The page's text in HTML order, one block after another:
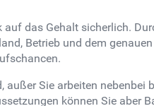
das Gehalt sicherlich.
Betrieb und dem
Sie arbeiten
können Sie aber